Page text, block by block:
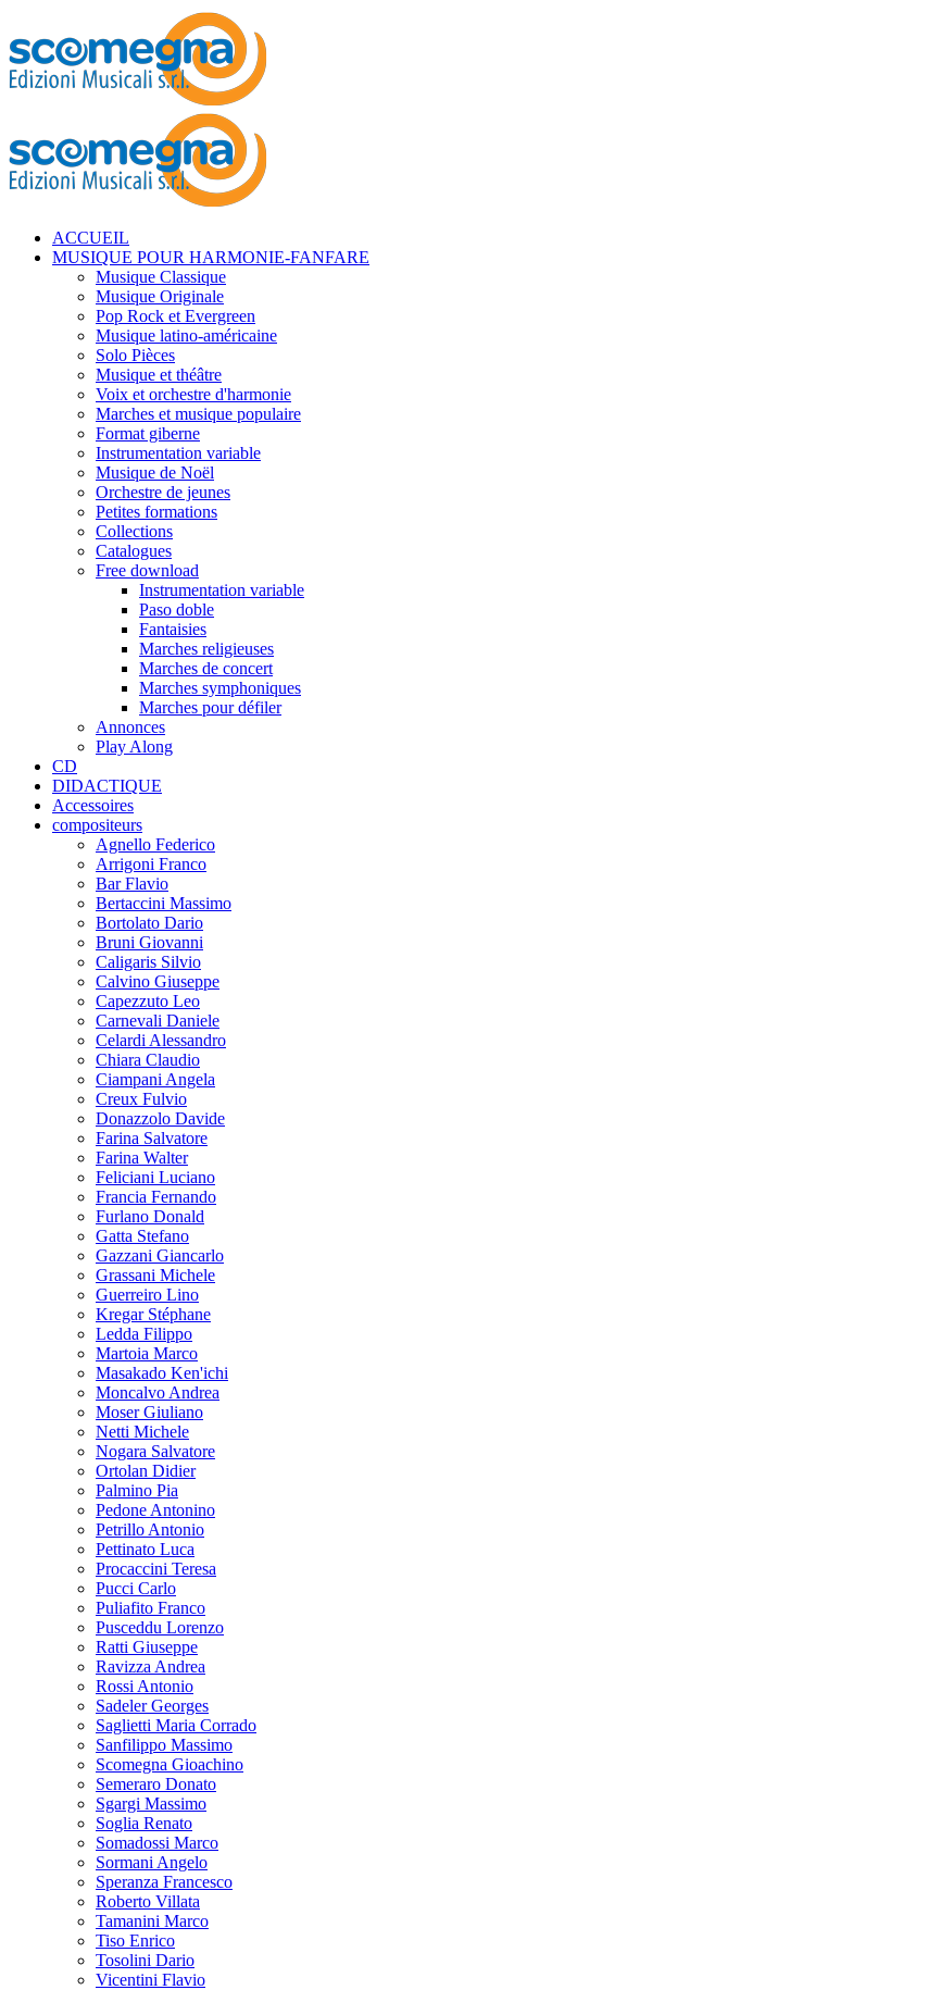
ACCUEIL
MUSIQUE POUR HARMONIE-FANFARE
Musique Classique
Musique Originale
Pop Rock et Evergreen
Musique latino-américaine
Solo Pièces
Musique et théâtre
Voix et orchestre d'harmonie
Marches et musique populaire
Format giberne
Instrumentation variable
Musique de Noël
Orchestre de jeunes
Petites formations
Collections
Catalogues
Free download
Instrumentation variable
Paso doble
Fantaisies
Marches religieuses
Marches de concert
Marches symphoniques
Marches pour défiler
Annonces
Play Along
CD
DIDACTIQUE
Accessoires
compositeurs
Agnello Federico
Arrigoni Franco
Bar Flavio
Bertaccini Massimo
Bortolato Dario
Bruni Giovanni
Caligaris Silvio
Calvino Giuseppe
Capezzuto Leo
Carnevali Daniele
Celardi Alessandro
Chiara Claudio
Ciampani Angela
Creux Fulvio
Donazzolo Davide
Farina Salvatore
Farina Walter
Feliciani Luciano
Francia Fernando
Furlano Donald
Gatta Stefano
Gazzani Giancarlo
Grassani Michele
Guerreiro Lino
Kregar Stéphane
Ledda Filippo
Martoia Marco
Masakado Ken'ichi
Moncalvo Andrea
Moser Giuliano
Netti Michele
Nogara Salvatore
Ortolan Didier
Palmino Pia
Pedone Antonino
Petrillo Antonio
Pettinato Luca
Procaccini Teresa
Pucci Carlo
Puliafito Franco
Pusceddu Lorenzo
Ratti Giuseppe
Ravizza Andrea
Rossi Antonio
Sadeler Georges
Saglietti Maria Corrado
Sanfilippo Massimo
Scomegna Gioachino
Semeraro Donato
Sgargi Massimo
Soglia Renato
Somadossi Marco
Sormani Angelo
Speranza Francesco
Roberto Villata
Tamanini Marco
Tiso Enrico
Tosolini Dario
Vicentini Flavio